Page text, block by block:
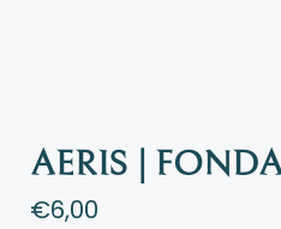
AERIS |
€6,00